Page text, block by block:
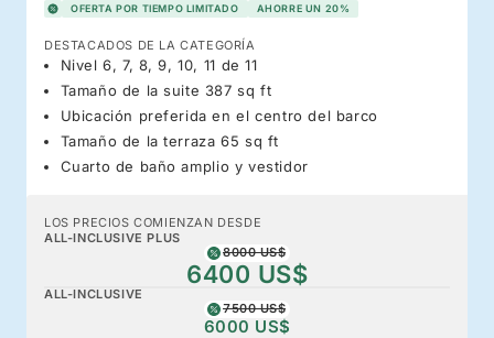
OFERTA POR TIEMPO LIMITADO AHORRE UN 20%
DESTACADOS DE LA CATEGORÍA
Nivel 6, 7, 8, 9, 10, 11 de 11
Tamaño de la suite 387 sq ft
Ubicación preferida en el centro del barco
Tamaño de la terraza 65 sq ft
Cuarto de baño amplio y vestidor
LOS PRECIOS COMIENZAN DESDE
ALL-INCLUSIVE PLUS
8000 US$
6400 US$
ALL-INCLUSIVE
7500 US$
6000 US$